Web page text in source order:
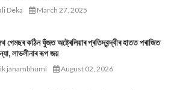
Deka March 27, 2025
গেমছৰ কঠিন যুঁজত অষ্ট্ৰেলিয়াৰ প্ৰতিদ্বন্দ্বীৰ হাতত পৰাজিত
লাভলীনাৰ ৰূপ জয়
janambhumi August 02, 2026